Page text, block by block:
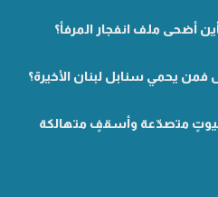
أضحى ملف انفجار المرفأ؟
فمن يحمي سنابل لبنان الأخيرة؟
لبيوتٍ متصدّعة وأسقفٍ متهالكة